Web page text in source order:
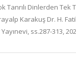
Tanrılı Dinlerden Tek
Karakuş Dr. H.
ss.287-313,